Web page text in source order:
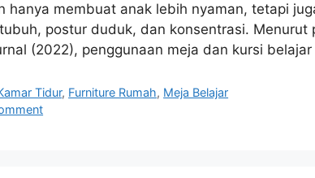
hanya membuat anak lebih nyaman, tetapi
postur duduk, dan konsentrasi. Menurut
(2022), penggunaan meja dan kursi
Tidur, Furniture Rumah, Meja Belajar